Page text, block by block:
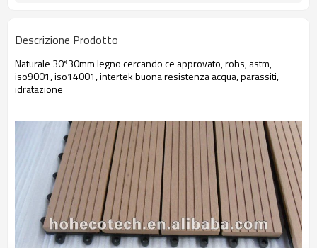
Descrizione Prodotto
Naturale 30*30mm legno cercando ce approvato, rohs, astm,
iso9001, iso14001, intertek buona resistenza acqua, parassiti,
idratazione